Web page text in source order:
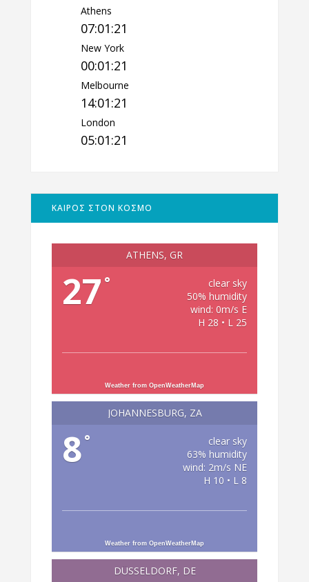
Athens
07:01:22
New York
00:01:22
Melbourne
14:01:22
London
05:01:22
ΚΑΙΡΟΣ ΣΤΟΝ ΚΟΣΜΟ
ATHENS, GR
27 °
clear sky
50% humidity
wind: 0m/s E
H 28 • L 25
Weather from OpenWeatherMap
JOHANNESBURG, ZA
8°
clear sky
63% humidity
wind: 2m/s NE
H 10 • L 8
Weather from OpenWeatherMap
DÜSSELDORF, DE